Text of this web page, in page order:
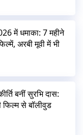
में धमाका: 7 महीने
अरबी मूवी में भी
बनीं सुरभि दास:
से बॉलीवुड